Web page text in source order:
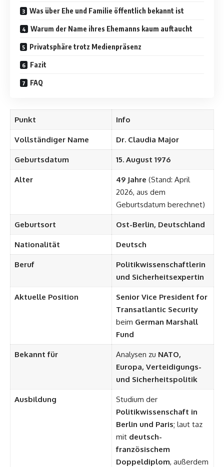
Was über Ehe und Familie öffentlich bekannt ist
Warum der Name ihres Ehemanns kaum auftaucht
Privatsphäre trotz Medienpräsenz
Fazit
FAQ
Punkt Info
Vollständiger Name Dr. Claudia Major
Geburtsdatum 15. August 1976
Alter 49 Jahre (Stand: April
2026, aus dem
Geburtsdatum berechnet)
Geburtsort Ost-Berlin, Deutschland
Nationalität Deutsch
Beruf
Politikwissenschaftlerin
und Sicherheitsexpertin
Aktuelle Position
Senior Vice President for
Transatlantic Security
beim German Marshall
Fund
Bekannt für Analysen zu NATO,
Europa, Verteidigungs-
und Sicherheitspolitik
Ausbildung
Studium der
Politikwissenschaft in
Berlin und Paris; laut taz
mit deutsch-
französischem
Doppeldiplom, außerdem